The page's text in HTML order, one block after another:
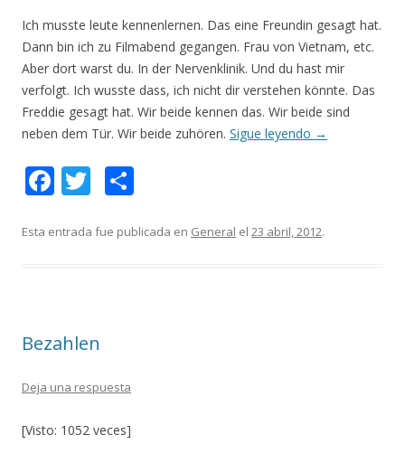
Ich musste leute kennenlernen. Das eine Freundin gesagt hat.
Dann bin ich zu Filmabend gegangen. Frau von Vietnam, etc.
Aber dort warst du. In der Nervenklinik. Und du hast mir
verfolgt. Ich wusste dass, ich nicht dir verstehen könnte. Das
Freddie gesagt hat. Wir beide kennen das. Wir beide sind
neben dem Tür. Wir beide zuhören. Sigue leyendo →
F
e
k
T
itt m
Esta entrada fue publicada en General el 23 abril, 2012.
Bezahlen
Deja una respuesta
[Visto: 1052 veces]